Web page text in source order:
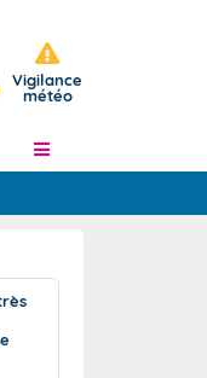
Vigilance
météo
à J+7
l'échelle